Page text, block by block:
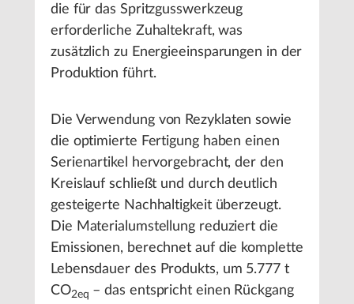
die für das Spritzgusswerkzeug
erforderliche Zuhaltekraft, was
zusätzlich zu Energieeinsparungen in der
Produktion führt.
Die Verwendung von Rezyklaten sowie
die optimierte Fertigung haben einen
Serienartikel hervorgebracht, der den
Kreislauf schließt und durch deutlich
gesteigerte Nachhaltigkeit überzeugt.
Die Materialumstellung reduziert die
Emissionen, berechnet auf die komplette
Lebensdauer des Produkts, um 5.777 t
CO2eq – das entspricht einen Rückgang